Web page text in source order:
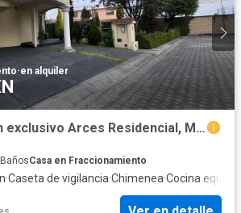
·en alquiler
Casa en renta en exclusivo Arces Residencial, Metepec
BañosCasa en Fraccionamiento
·Caseta de vigilancia·Chimenea·Cocina